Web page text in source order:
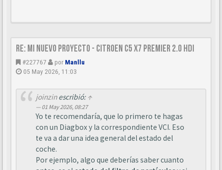
Re: Mi nuevo proyecto - Citroen C5 X7 Premier 2.0 HDi
#227767 por Manllu
05 May 2026, 11:03
joinzinescribió: ↑
01 May 2026, 08:27
Yo te recomendaría, que lo primero te hagas
con un Diagbox y la correspondiente VCI. Eso
te va a dar una idea general del estado del
coche.
Por ejemplo, algo que deberías saber cuanto